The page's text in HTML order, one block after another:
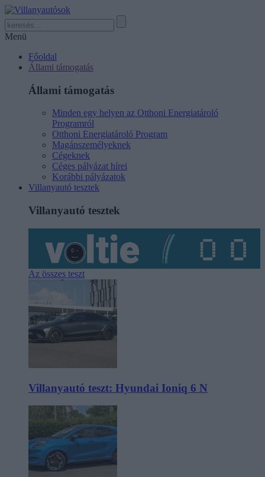
Menü
Főoldal
Állami támogatás
Állami támogatás
Minden egy helyen az Otthoni Energiatároló
Programról
Otthoni Energiatároló Program
Magánszemélyeknek
Cégeknek
Céges pályázat hírei
Korábbi pályázatok
Villanyautó tesztek
Villanyautó tesztek
Az összes teszt
Villanyautó teszt: Hyundai Ioniq 6 N